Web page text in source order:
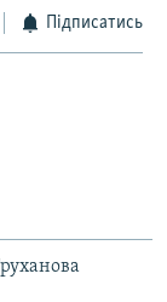
Підписатись